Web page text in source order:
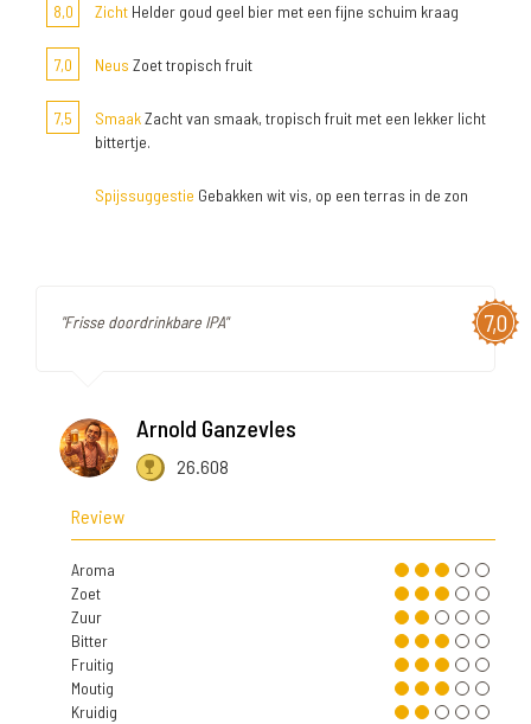
8,0
Zicht Helder goud geel bier met een fijne schuim kraag
7,0 Neus Zoet tropisch fruit
7,5 SmaakZacht van smaak, tropisch fruit met een lekker licht
bittertje.
Spijssuggestie Gebakken wit vis, op een terras in de zon
7,0
"Frisse doordrinkbare IPA"
Arnold Ganzevles
26.608
Review
Aroma
Zoet
Zuur
Bitter
Fruitig
Moutig
Kruidig